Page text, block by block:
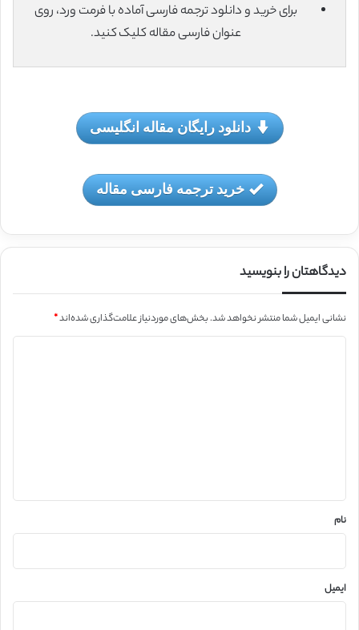
برای خرید و دانلود ترجمه فارسی آماده با فرمت ورد، روی
عنوان فارسی مقاله کلیک کنید.
دانلود رایگان مقاله انگلیسی
خرید ترجمه فارسی مقاله
دیدگاهتان را بنویسید
نشانی ایمیل شما منتشر نخواهد شد.بخش‌های موردنیاز علامت‌گذاری شده‌اند*
نام
ایمیل